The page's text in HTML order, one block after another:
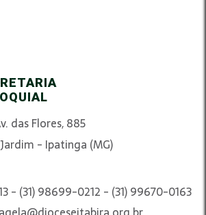
das Flores, 885
- Ipatinga (MG)
- (31) 98699-0212 - (31) 99670-0163